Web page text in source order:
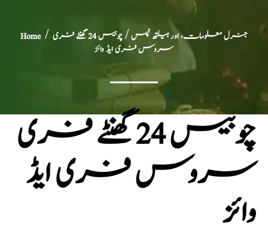
Home/ جنرل معلومات، اور ہیلتھ ٹپس
/ چوبیس 24 گھنٹے فری
سروس فری ایڈ وائز
چوبیس 24 گھنٹے فری
سروس فری ایڈ
وائز